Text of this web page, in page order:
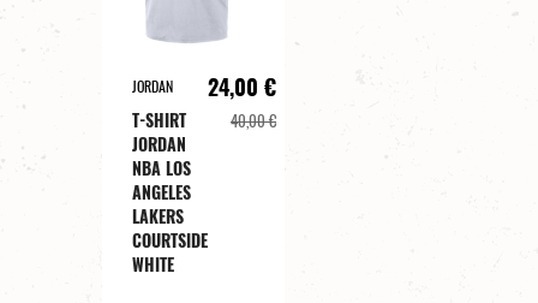
JORDAN
T-SHIRT
JORDAN
NBA LOS
ANGELES
LAKERS
COURTSIDE
WHITE
24,00 €
40,00 €